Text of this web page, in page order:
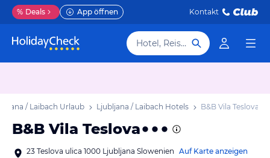
% Deals App öffnen Kontakt
Hotel, Reiseziel
/ Laibach Urlaub Ljubljana / Laibach Hotels B&B Vila Teslova
B&B Vila Teslova
23 Teslova ulica 1000 Ljubljana Slowenien Auf Karte anzeigen